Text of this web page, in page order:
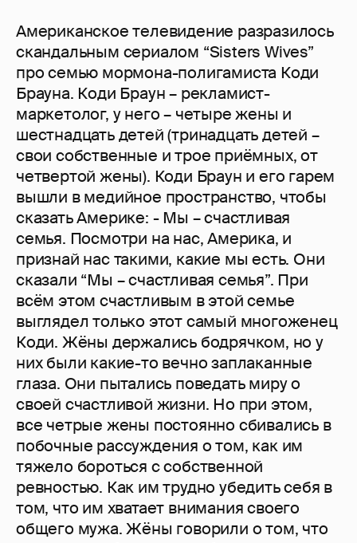
Американское телевидение разразилось
скандальным сериалом “Sisters Wives”
про семью мормона-полигамиста Коди
Брауна. Коди Браун – рекламист-
маркетолог, у него – четыре жены и
шестнадцать детей (тринадцать детей –
свои собственные и трое приёмных, от
четвертой жены). Коди Браун и его гарем
вышли в медийное пространство, чтобы
сказать Америке: - Мы – счастливая
семья. Посмотри на нас, Америка, и
признай нас такими, какие мы есть. Они
сказали “Мы – счастливая семья”. При
всём этом счастливым в этой семье
выглядел только этот самый многоженец
Коди. Жёны держались бодрячком, но у
них были какие-то вечно заплаканные
глаза. Они пытались поведать миру о
своей счастливой жизни. Но при этом,
все четрые жены постоянно сбивались в
побочные рассуждения о том, как им
тяжело бороться с собственной
ревностью. Как им трудно убедить себя в
том, что им хватает внимания своего
общего мужа. Жёны говорили о том, что